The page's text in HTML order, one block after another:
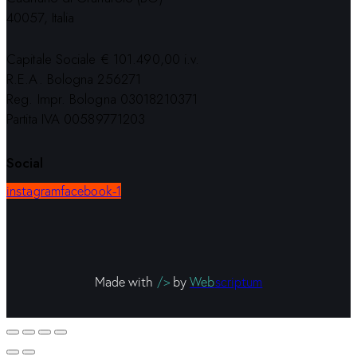
40057, Italia
Capitale Sociale € 101.490,00 i.v.
R.E.A. Bologna 256271
Reg. Impr. Bologna 03018210371
Partita IVA 00589771203
Social
instagramfacebook-1
Made with />byWebscriptum